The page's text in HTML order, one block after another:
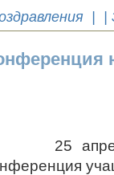
| |
апреля